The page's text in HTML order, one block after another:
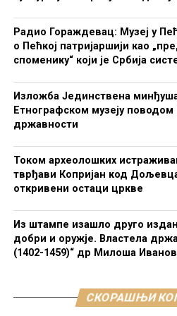
Радио Гораждевац: Музеј у
о Пећкој патријаршији као
споменику“ који је Србија
Изложба Јединствена
Етнографском музеју
државности
Током археолошких
тврђави Копријан код
откривени остаци цркве
Из штампе изашло друго
добри и оружје. Властела
(1402-1459)“ др Милоша
СКОРАШЊИ